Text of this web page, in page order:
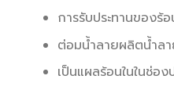
การรับประทานของร้
ต่อมน้ำลายผลิตน้ำล
เป็นแผลร้อนในในช่อง